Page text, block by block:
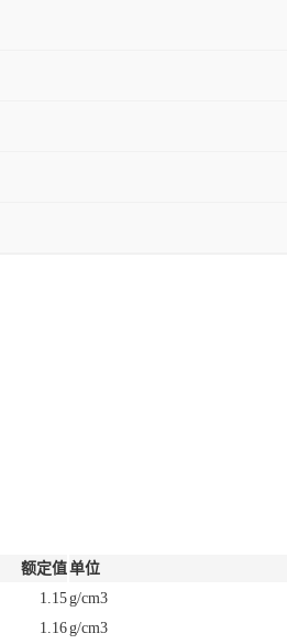
额定值单位
1.15g/cm3
1.16g/cm3